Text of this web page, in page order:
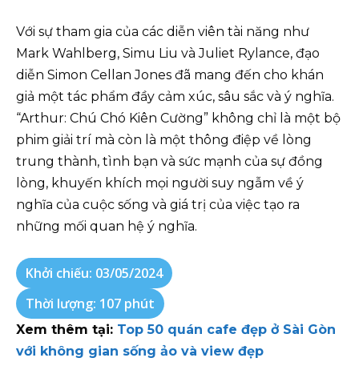
Với sự tham gia của các diễn viên tài năng như
Mark Wahlberg, Simu Liu và Juliet Rylance, đạo
diễn Simon Cellan Jones đã mang đến cho khán
giả một tác phẩm đầy cảm xúc, sâu sắc và ý nghĩa.
“Arthur: Chú Chó Kiên Cường” không chỉ là một bộ
phim giải trí mà còn là một thông điệp về lòng
trung thành, tình bạn và sức mạnh của sự đồng
lòng, khuyến khích mọi người suy ngẫm về ý
nghĩa của cuộc sống và giá trị của việc tạo ra
những mối quan hệ ý nghĩa.
Khởi chiếu: 03/05/2024
Thời lượng: 107 phút
Xem thêm tại: Top 50 quán cafe đẹp ở Sài Gòn
với không gian sống ảo và view đẹp